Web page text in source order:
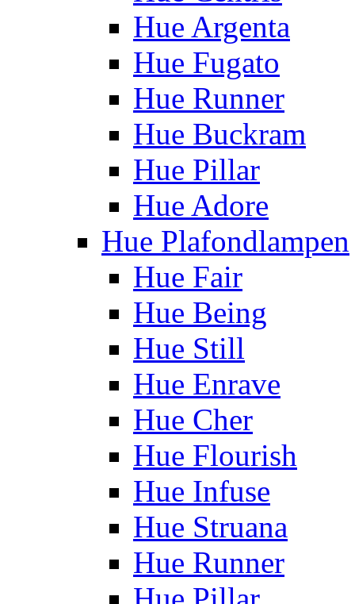
Hue Argenta
Hue Fugato
Hue Runner
Hue Buckram
Hue Pillar
Hue Adore
Hue Plafondlampen
Hue Fair
Hue Being
Hue Still
Hue Enrave
Hue Cher
Hue Flourish
Hue Infuse
Hue Struana
Hue Runner